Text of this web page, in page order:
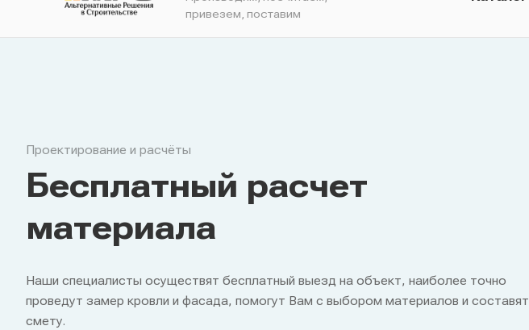
привезем, поставим
Проектирование и расчёты
Бесплатный расчет
материала
Наши специалисты осуществят бесплатный выезд на объект, наиболее точно
проведут замер кровли и фасада, помогут Вам с выбором материалов и составят
смету.